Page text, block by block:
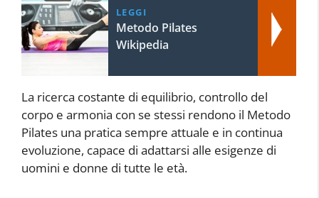
LEGGI
Metodo Pilates
Wikipedia
La ricerca costante di equilibrio, controllo del
corpo e armonia con se stessi rendono il Metodo
Pilates una pratica sempre attuale e in continua
evoluzione, capace di adattarsi alle esigenze di
uomini e donne di tutte le età.